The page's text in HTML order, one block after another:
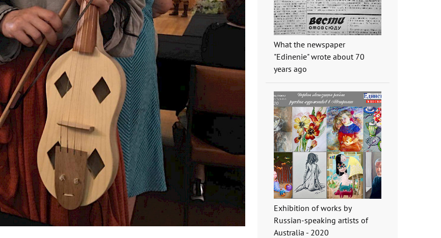
What the newspaper
"Edinenie" wrote about 70
years ago
Exhibition of works by
Russian-speaking artists of
Australia - 2020